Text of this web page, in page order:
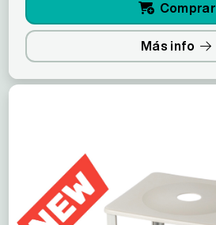
Comprar
Más info